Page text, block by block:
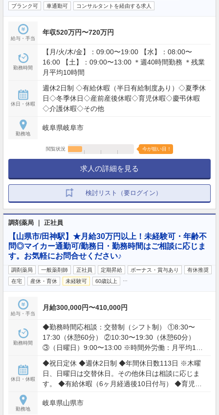
ブランク可
車通勤可 コンサルタントを経由する求人
給与・手当
年収520万円〜720万円
勤務時間
【月/火/木/金】：09:00〜19:00 【水】：08:00〜
16:00 【土】：09:00〜13:00 ＊週40時間勤務 ＊残業
月平均10時間
休日・休暇
週休2日制 ◇有給休暇（半日有給制度あり）◇夏季休
日◇冬季休日◇産前産後休暇◇育児休暇◇慶弔休暇
◇介護休暇◇その他
勤務地
岐阜県岐阜市
閲覧状況 今が狙い目！
求人の詳細を見る
検討リスト（要ログイン）
調剤薬局 ｜ 正社員
【山県市/田神駅】★月給30万円以上！未経験可・年齢不
問◎マイカー通勤可/勤務日・勤務時間はご相談に応じま
す。お気軽にお問合せください♪
調剤薬局 一般薬剤師 正社員 定期昇給 ボーナス・賞与あり
有休推奨
在宅
産休・育休 未経験可 60歳以上
給与・手当
月給300,000円〜410,000円
勤務時間
◆勤務時間応相談：交替制（シフト制） ①8:30〜
17:30（休憩60分） ②10:30〜19:30（休憩60分）
③（日曜日）9:00〜13:00 ※時間外労働：月平均10
休日・休暇
◆祝日定休 ◆週休2日制 ◆年間休日数113日 ※木曜
日、日曜日は交替休日。その他休日は相談に応じま
す。 ◆有給休暇（6ヶ月経過後10日付与） ◆育児休
勤務地
岐阜県山県市